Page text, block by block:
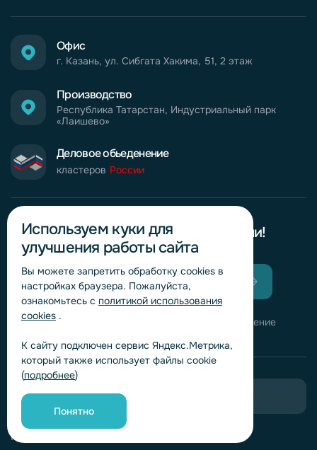
Деловое обьеденение
кластеров России
Производство
Республика Татарстан, Индустриальный парк
«Лаишево»
Офис
г. Казань, ул. Сибгата Хакима, 51, 2 этаж
Узнавайте о новинках первыми!
Нажимая кнопку, вы даете согласие на получение
Горячая линия комплаенс
Пригласить в тендер
Используем куки для
улучшения работы сайта
Вы можете запретить обработку сookies в
настройках браузера. Пожалуйста,
ознакомьтесь с политикой использования
cookies .
К сайту подключен сервис Яндекс.Метрика,
который также использует файлы cookie
(подробнее)
Понятно